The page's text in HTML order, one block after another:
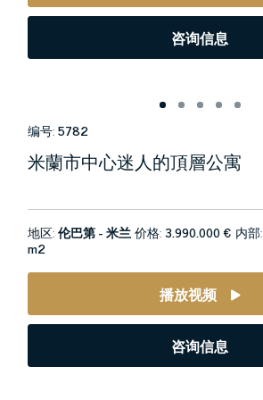
咨询信息
编号:5782
米蘭市中心迷人的頂層公寓
地区:伦巴第 - 米兰价格:3.990.000 € 内部:
m2
播放视频
咨询信息